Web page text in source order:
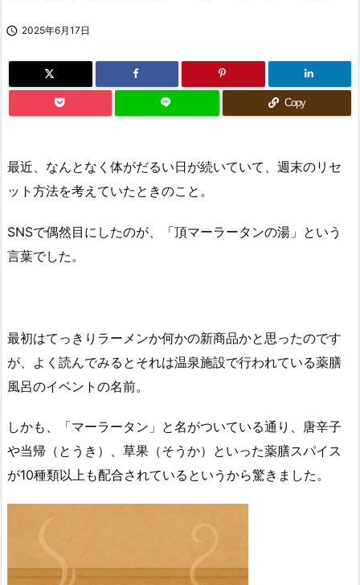
 2025年6月17日
Copy
最近、なんとなく体がだるい日が続いていて、週末のリセ
ット方法を考えていたときのこと。
SNSで偶然目にしたのが、「頂マーラータンの湯」という
言葉でした。
最初はてっきりラーメンか何かの新商品かと思ったのです
が、よく読んでみるとそれは温泉施設で行われている薬膳
風呂のイベントの名前。
しかも、「マーラータン」と名がついている通り、唐辛子
や当帰（とうき）、草果（そうか）といった薬膳スパイス
が10種類以上も配合されているというから驚きました。